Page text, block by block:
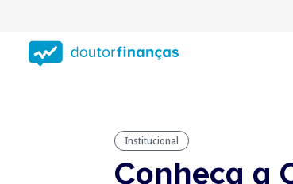
conteúdo
principal
Institucional
Conheça a